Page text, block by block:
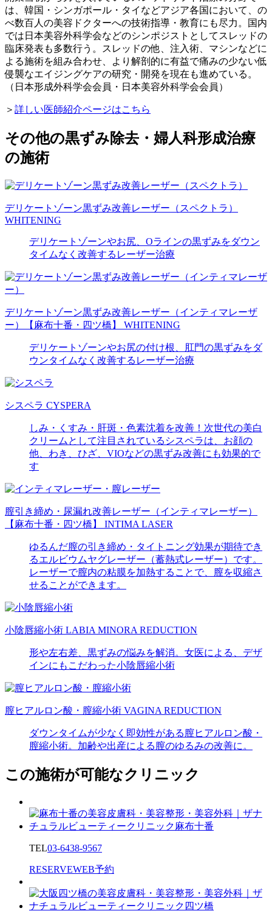
は、韓国・シンガポール・タイなどアジア各国において、の
べ数百人の美容ドクターへの技術指導・教育にも尽力。国内
では日本美容外科学会などのシンポジストとしてスレッドの
臨床発表も多数行う。スレッドの他、注入術、マシンなどに
よる施術を組み合わせ、より解剖的に有益で痛みの少ない低
侵襲なエイジングケアの研究・開発を現在も進めている。
（日本形成外科学会会員・日本美容外科学会会員）
＞ 詳しい医師紹介ページはこちら
その他の黒ずみ除去・婦人科形成治療
の施術
デリケートゾーン黒ずみ改善レーザー（スペクトラ）
WHITENING
デリケートゾーンやお尻、Oラインの黒ずみをダウン
タイムなく改善するレーザー治療
デリケートゾーン黒ずみ改善レーザー（インティマレーザ
ー）【麻布十番・四ツ橋】 WHITENING
デリケートゾーンやお尻の付け根、肛門の黒ずみをダ
ウンタイムなく改善するレーザー治療
シスペラ CYSPERA
しみ・くすみ・肝斑・色素沈着を改善！次世代の美白
クリームとして注目されているシスペラは、お顔の
他、わき、ひざ、VIOなどの黒ずみ改善にも効果的で
す
膣引き締め・尿漏れ改善レーザー（インティマレーザー）
【麻布十番・四ツ橋】 INTIMA LASER
ゆるんだ膣の引き締め・タイトニング効果が期待でき
るエルビウムヤグレーザー（蓄熱式レーザー）です。
レーザーで膣内の粘膜を加熱することで、膣を収縮さ
せることができます。
小陰唇縮小術 LABIA MINORA REDUCTION
形や左右差、黒ずみの悩みを解消。女医による、デザ
インにもこだわった小陰唇縮小術
膣ヒアルロン酸・膣縮小術 VAGINA REDUCTION
ダウンタイムが少なく即効性がある膣ヒアルロン酸・
膣縮小術。加齢や出産による膣のゆるみの改善に。
この施術が可能なクリニック
TEL03-6438-9567
RESERVEWEB予約